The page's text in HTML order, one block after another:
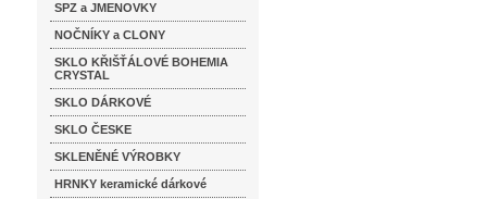
SPZ a JMENOVKY
NOČNÍKY a CLONY
SKLO KŘIŠŤÁLOVÉ BOHEMIA
CRYSTAL
SKLO DÁRKOVÉ
SKLO ČESKE
SKLENĚNÉ VÝROBKY
HRNKY keramické dárkové